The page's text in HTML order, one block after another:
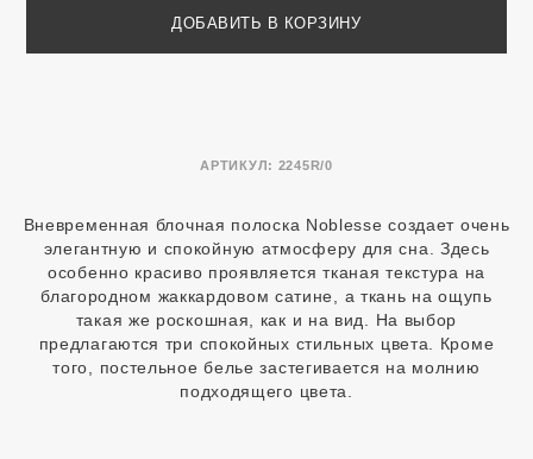
АРТИКУЛ: 2245R/0
ДОБАВИТЬ В КОРЗИНУ
Вневременная блочная полоска Noblesse создает очень
элегантную и спокойную атмосферу для сна. Здесь
особенно красиво проявляется тканая текстура на
благородном жаккардовом сатине, а ткань на ощупь
такая же роскошная, как и на вид. На выбор
предлагаются три спокойных стильных цвета. Кроме
того, постельное белье застегивается на молнию
подходящего цвета.